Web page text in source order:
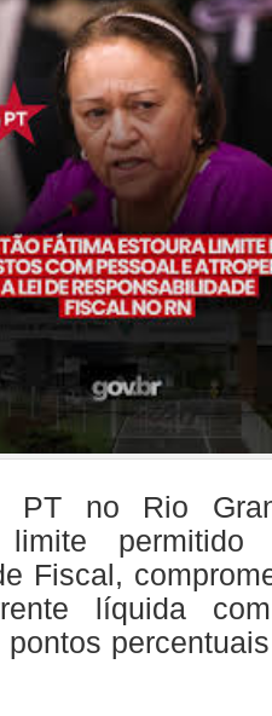
PT no Rio
limite
Fiscal,
líquida